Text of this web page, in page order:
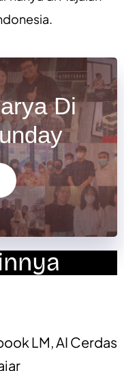
Di
LM, AI Cerdas